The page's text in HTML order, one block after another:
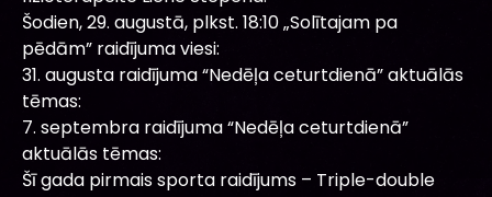
Šodien, 29. augustā, plkst. 18:10 „Solītajam pa
pēdām” raidījuma viesi:
31. augusta raidījuma “Nedēļa ceturtdienā” aktuālās
tēmas:
7. septembra raidījuma “Nedēļa ceturtdienā”
aktuālās tēmas:
Šī gada pirmais sporta raidījums – Triple-double